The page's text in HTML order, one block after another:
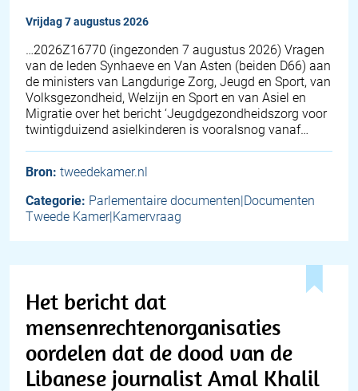
vrijdag 7 augustus 2026
… 2026Z16770 (ingezonden 7 augustus 2026) Vragen
van de leden Synhaeve en Van Asten (beiden D66) aan
de ministers van Langdurige Zorg, Jeugd en Sport, van
Volksgezondheid, Welzijn en Sport en van Asiel en
Migratie over het bericht ‘Jeugdgezondheidszorg voor
twintigduizend asielkinderen is vooralsnog vanaf…
Bron: tweedekamer.nl
Categorie: Parlementaire documenten|Documenten
Tweede Kamer|Kamervraag
Het bericht dat
mensenrechtenorganisaties
oordelen dat de dood van de
Libanese journalist Amal Khalil